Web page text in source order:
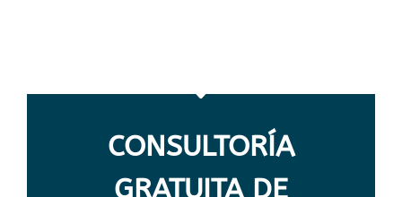
CONSULTORÍA
GRATUITA DE